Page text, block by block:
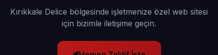
Kırıkkale Delice bölgesinde işletmenize özel web sitesi
için bizimle iletişime geçin.